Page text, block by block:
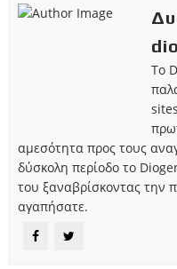
Το
αμεσότητα προς τους
δύσκολη περίοδο το
του ξαναβρίσκοντας την
αγαπήσατε.